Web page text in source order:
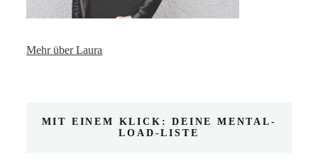
Mehr über Laura
MIT EINEM KLICK: DEINE MENTAL-
LOAD-LISTE